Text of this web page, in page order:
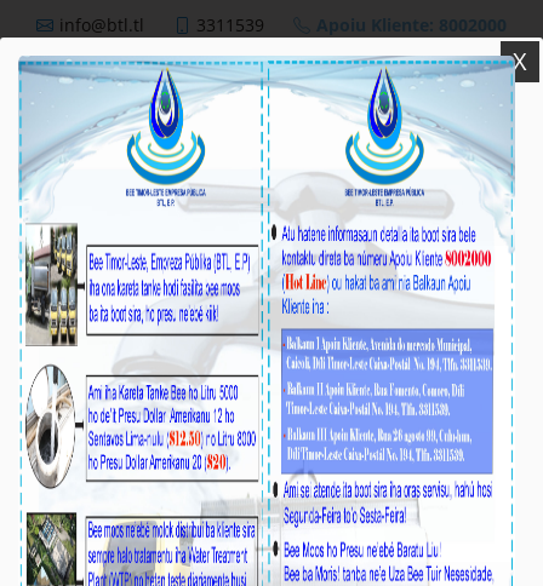
info@btl.tl 3311539 Apoiu Kliente: 8002000
BTL,E.P
Nutisia
X